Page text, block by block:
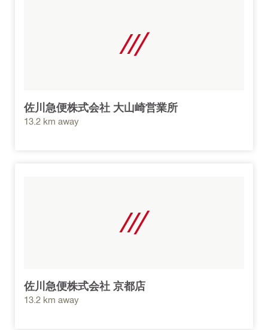
佐川急便株式会社 大山崎営業所
13.2 km away
佐川急便株式会社 京都店
13.2 km away